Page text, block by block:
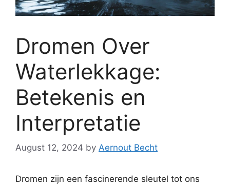
Dromen Over
Waterlekkage:
Betekenis en
Interpretatie
August 12, 2024 by Aernout Becht
Dromen zijn een fascinerende sleutel tot ons